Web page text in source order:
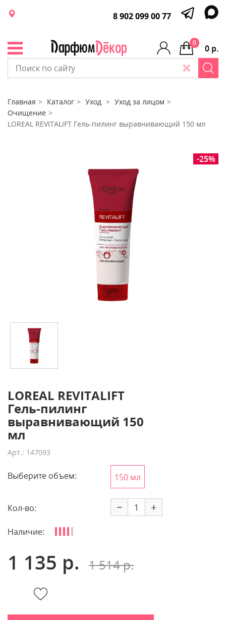
8 902 099 00 77
0 р.
0
Главная Каталог Уход
Уход за лицом
Очищение
LOREAL REVITALIFT Гель-пилинг выравнивающий 150 мл
-25%
LOREAL REVITALIFT
Гель-пилинг
выравнивающий 150
мл
Арт.: 147093
Выберите объем: 150 мл
Кол-во: − +
Наличие:
1 135 р. 1 514 р.